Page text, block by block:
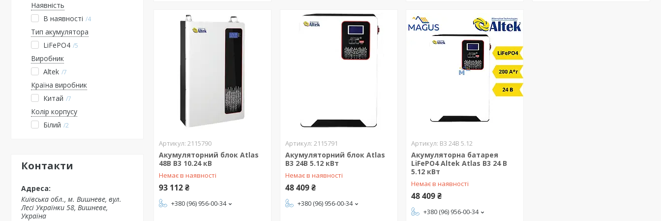
Наявність
В наявності
4
Тип акумулятора
LiFePO4 5
Виробник
Altek 7
Країна виробник
Китай 7
Колір корпусу
Білий 2
Контакти
Київська обл., м. Вишневе, вул.
Лесі Українки 58, Вишневе,
Україна
2115790
Акумуляторний блок Atlas
48В В3 10.24 кВ
Немає в наявності
93 112 ₴
+380 (96) 956-00-34
2115791
Акумуляторний блок Atlas
В3 24В 5.12 кВт
Немає в наявності
48 409 ₴
+380 (96) 956-00-34
В3 24В 5.12
Акумуляторна батарея
LiFePO4 Altek Atlas В3 24 В
5.12 кBт
Немає в наявності
48 409 ₴
+380 (96) 956-00-34